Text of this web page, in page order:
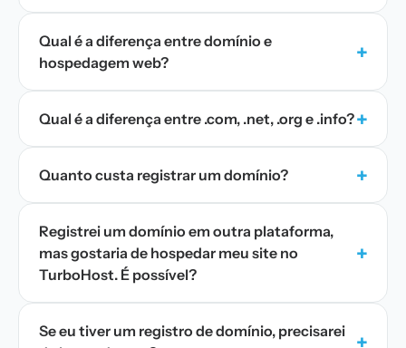
Qual é a diferença entre domínio e
hospedagem web?
+
Qual é a diferença entre .com, .net, .org e .info?+
Quanto custa registrar um domínio? +
Registrei um domínio em outra plataforma,
mas gostaria de hospedar meu site no
TurboHost. É possível?
+
Se eu tiver um registro de domínio, precisarei
+